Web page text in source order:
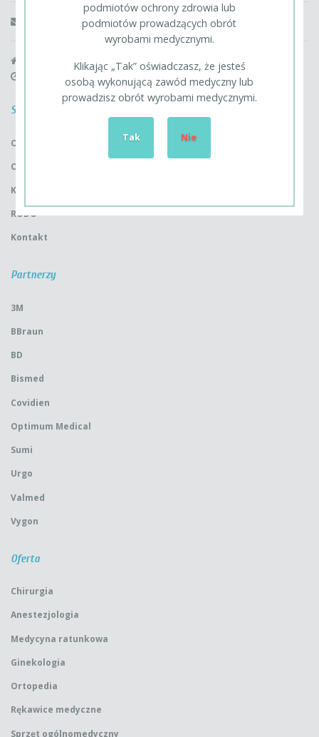
info@neomedpolska.pl
05-532 Baniocha, Szymanów 9E
pracujemy w godzinach 8.00-16.00
Strony
Oferta
O firmie
Kariera
RODO
Kontakt
Partnerzy
3M
BBraun
BD
Bismed
Covidien
Optimum Medical
Sumi
Urgo
Valmed
Vygon
Oferta
Chirurgia
Anestezjologia
Medycyna ratunkowa
Ginekologia
Ortopedia
Rękawice medyczne
Sprzęt ogólnomedyczny
podmiotów ochrony zdrowia lub
podmiotów prowadzących obrót
wyrobami medycznymi.
Klikając „Tak” oświadczasz, że jesteś
osobą wykonującą zawód medyczny lub
prowadzisz obrót wyrobami medycznymi.
Tak Nie